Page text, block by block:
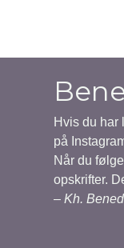
Hvis du har
på
Når du
opskrifter.
– Kh.